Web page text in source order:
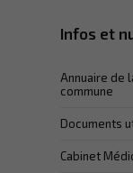
Infos et
Annuaire de
commune
Documents
Cabinet